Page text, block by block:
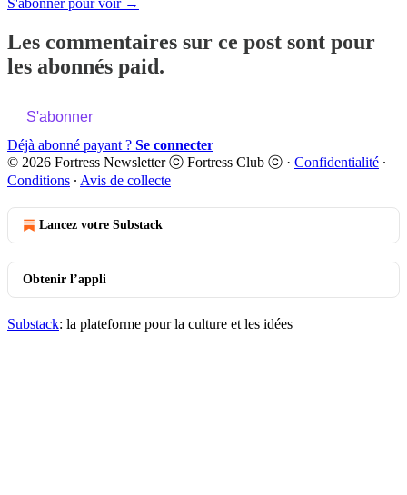
S'abonner pour voir →
Les commentaires sur ce post sont pour
les abonnés paid.
S'abonner
Déjà abonné payant ? Se connecter
© 2026 Fortress Newsletter ⓒ Fortress Club ⓒ · Confidentialité ∙
Conditions ∙ Avis de collecte
Lancez votre Substack
Obtenir l’appli
Substack: la plateforme pour la culture et les idées